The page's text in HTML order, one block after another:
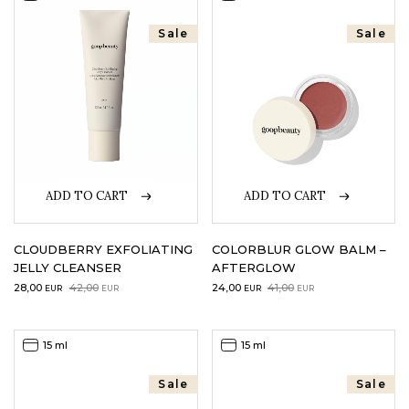
ADD TO CART
Sale
CLOUDBERRY EXFOLIATING
JELLY CLEANSER
42,00 EUR
Original
42,00EUR.
28,00 EUR
Current
28,00EUR.
ADD TO CART
Sale
COLORBLUR GLOW BALM –
AFTERGLOW
41,00 EUR
Original
41,00EUR.
24,00 EUR
Current
24,00EUR.
Sale
15 ml
Sale
15 ml